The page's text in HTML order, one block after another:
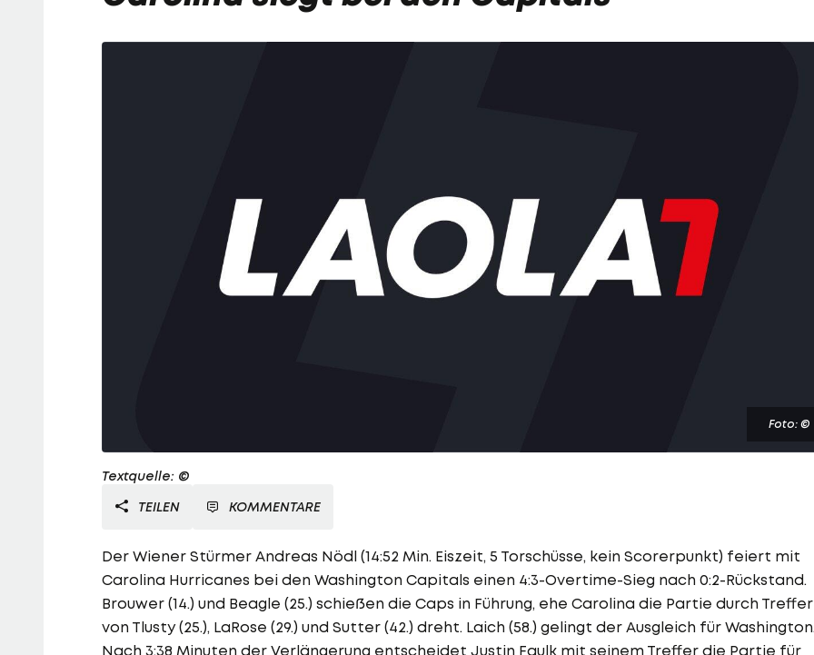
Foto: ©
Textquelle: ©
TEILEN
KOMMENTARE
Der Wiener Stürmer Andreas Nödl (14:52 Min. Eiszeit, 5 Torschüsse, kein Scorerpunkt) feiert mit
Carolina Hurricanes bei den Washington Capitals einen 4:3-Overtime-Sieg nach 0:2-Rückstand.
Brouwer (14.) und Beagle (25.) schießen die Caps in Führung, ehe Carolina die Partie durch Treffer
von Tlusty (25.), LaRose (29.) und Sutter (42.) dreht. Laich (58.) gelingt der Ausgleich für
Nach 3:38 Minuten der Verlängerung entscheidet Justin Faulk mit seinem Treffer die Partie für